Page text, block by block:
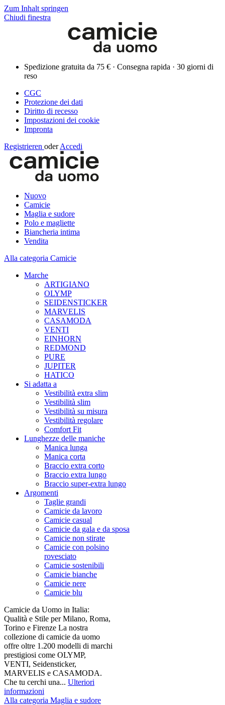
Zum Inhalt springen
Chiudi finestra
Spedizione gratuita da 75 € · Consegna rapida · 30 giorni di
reso
CGC
Protezione dei dati
Diritto di recesso
Impostazioni dei cookie
Impronta
Registrieren oder Accedi
Nuovo
Camicie
Maglia e sudore
Polo e magliette
Biancheria intima
Vendita
Alla categoria Camicie
Marche
ARTIGIANO
OLYMP
SEIDENSTICKER
MARVELIS
CASAMODA
VENTI
EINHORN
REDMOND
PURE
JUPITER
HATICO
Si adatta a
Vestibilità extra slim
Vestibilità slim
Vestibilità su misura
Vestibilità regolare
Comfort Fit
Lunghezze delle maniche
Manica lunga
Manica corta
Braccio extra corto
Braccio extra lungo
Braccio super-extra lungo
Argomenti
Taglie grandi
Camicie da lavoro
Camicie casual
Camicie da gala e da sposa
Camicie non stirate
Camicie con polsino
rovesciato
Camicie sostenibili
Camicie bianche
Camicie nere
Camicie blu
Camicie da Uomo in Italia:
Qualità e Stile per Milano, Roma,
Torino e Firenze La nostra
collezione di camicie da uomo
offre oltre 1.200 modelli di marchi
prestigiosi come OLYMP,
VENTI, Seidensticker,
MARVELIS e CASAMODA.
Che tu cerchi una... Ulteriori
informazioni
Alla categoria Maglia e sudore